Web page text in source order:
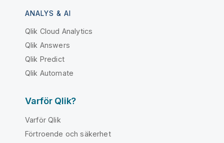
ANALYS & AI
Qlik Cloud Analytics
Qlik Answers
Qlik Predict
Qlik Automate
Varför Qlik?
Varför Qlik
Förtroende och säkerhet